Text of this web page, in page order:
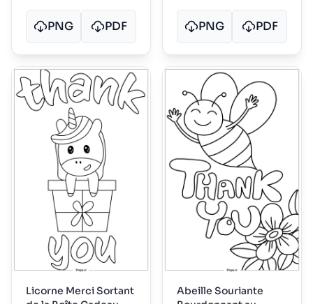
PNG PDF PNG PDF
Licorne Merci Sortant
Abeille Souriante